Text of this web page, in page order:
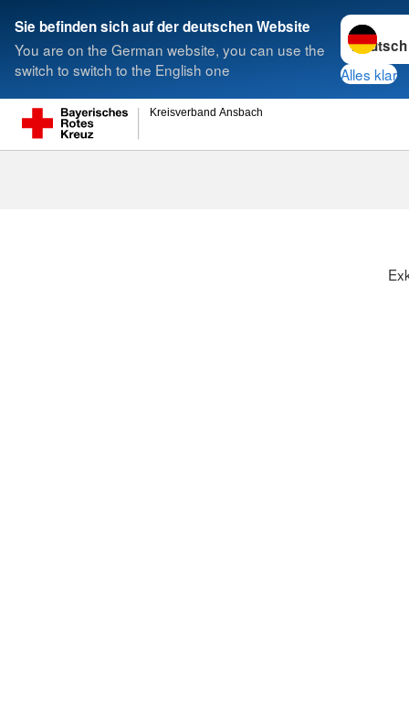
Sie befinden sich auf der deutschen Website
You are on the German website, you can use the
switch to switch to the English one
Sprache
Alles klar
Kreisverband Ansbach
Suche